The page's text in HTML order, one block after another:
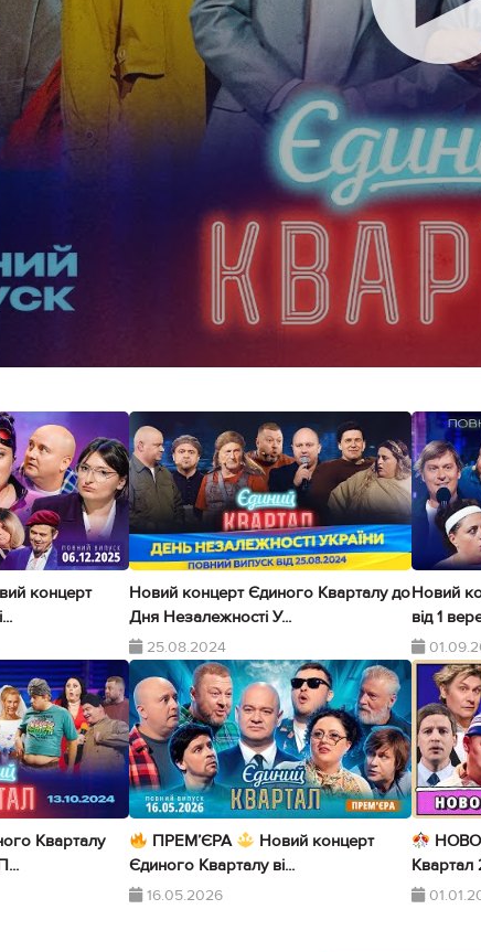
концерт
Новий концерт Єдиного Кварталу до
Дня Незалежності У...
25.08.2024
Новий
від 1
Кварталу
ПРЕМ’ЄРА
Новий концерт
Єдиного Кварталу ві...
16.05.2026
Квартал